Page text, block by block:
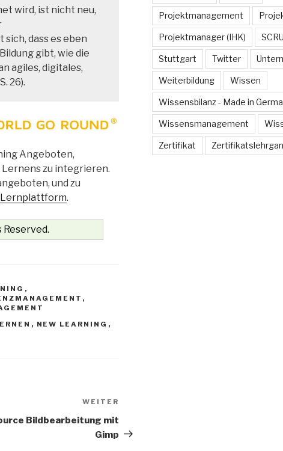
wird, ist nicht neu,
dass es eben
gibt, wie die
agiles, digitales,
26).
Angeboten,
zu integrieren.
und zu
Lernplattform.
,
,
, NEW LEARNING ,
WEITER
Bildbearbeitung mit
Gimp
Projektmanagement
Projektmanager (IHK)
Stuttgart Twitter
Weiterbildung Wissen
Wissensbilanz - Made in
Wissensmanagement
Zertifikat